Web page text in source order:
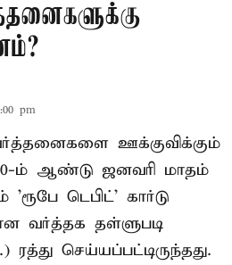
pm
ஊக்குவிக்கும்
ம் ஆண்டு ஜனவரி மாதம்
'ரூபே டெபிட்' கார்டு
வர்த்தக தள்ளுபடி
செய்யப்பட்டிருந்தது.